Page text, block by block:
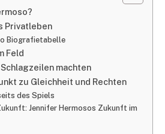
Privatleben
Biografietabelle
Feld
machten
zu Gleichheit und Rechten
des Spiels
Jennifer Hermosos Zukunft im